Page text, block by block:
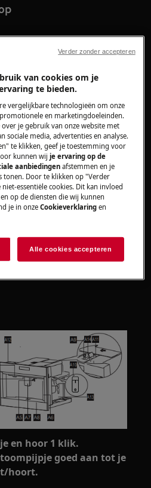
gebruik van de
is het nodig om het
de melding “Plaats het
stoompijpje (B6) aan op
van het stoompijpje
horen:
en hoor 1 klik.
goed aan tot je
hoort.
van cookies om je
te bieden.
vergelijkbare technologieën om onze
en marketingdoeleinden.
je gebruik van onze website met
sociale media, advertenties en analyse.
te klikken, geef je toestemming voor
kunnen wijje ervaring op de
aanbiedingen afstemmen en je
tonen. Door te klikken op "Verder
essentiële cookies. Dit kan invloed
op de diensten die wij kunnen
je in onzeCookieverklaring en
Alle cookies accepteren
Verder zonder accepteren